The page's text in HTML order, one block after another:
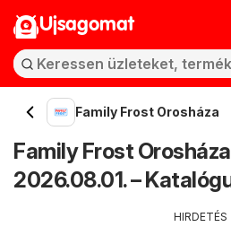
Ujsagomat
Family Frost Orosháza
Family Frost
2026.08.01. –
HIRDETÉS